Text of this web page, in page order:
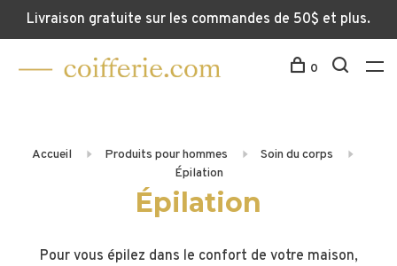
Livraison gratuite sur les commandes de 50$ et plus.
0
Accueil Produits pour hommes
Soin du corps
Épilation
Épilation
Pour vous épilez dans le confort de votre maison,